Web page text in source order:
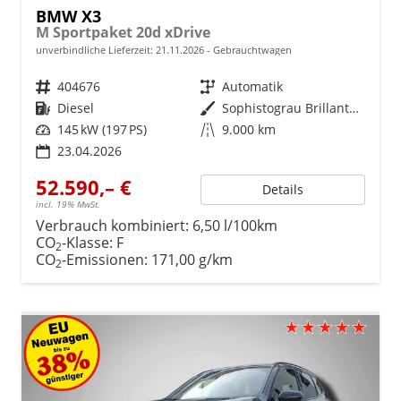
BMW X3
M Sportpaket 20d xDrive
unverbindliche Lieferzeit: 21.11.2026 Gebrauchtwagen
Fahrzeugnr. 404676 Getriebe Automatik
Kraftstoff Diesel Außenfarbe
Sophistograu Brillanteffekt metallic
Leistung 145 kW (197 PS) Kilometerstand 9.000 km
23.04.2026
52.590,– €
incl. 19% MwSt.
Details
Verbrauch kombiniert: 6,50 l/100km
CO2-Klasse: F
CO2-Emissionen: 171,00 g/km